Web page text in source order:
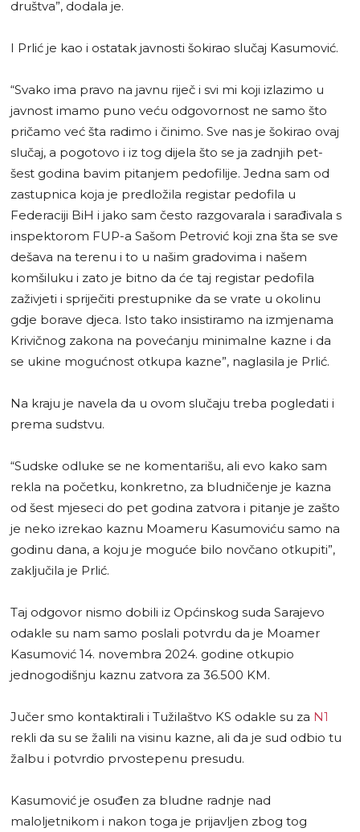
društva”, dodala je.
I Prlić je kao i ostatak javnosti šokirao slučaj Kasumović.
“Svako ima pravo na javnu riječ i svi mi koji izlazimo u
javnost imamo puno veću odgovornost ne samo što
pričamo već šta radimo i činimo. Sve nas je šokirao ovaj
slučaj, a pogotovo i iz tog dijela što se ja zadnjih pet-
šest godina bavim pitanjem pedofilije. Jedna sam od
zastupnica koja je predložila registar pedofila u
Federaciji BiH i jako sam često razgovarala i sarađivala s
inspektorom FUP-a Sašom Petrović koji zna šta se sve
dešava na terenu i to u našim gradovima i našem
komšiluku i zato je bitno da će taj registar pedofila
zaživjeti i spriječiti prestupnike da se vrate u okolinu
gdje borave djeca. Isto tako insistiramo na izmjenama
Krivičnog zakona na povećanju minimalne kazne i da
se ukine mogućnost otkupa kazne”, naglasila je Prlić.
Na kraju je navela da u ovom slučaju treba pogledati i
prema sudstvu.
“Sudske odluke se ne komentarišu, ali evo kako sam
rekla na početku, konkretno, za bludničenje je kazna
od šest mjeseci do pet godina zatvora i pitanje je zašto
je neko izrekao kaznu Moameru Kasumoviću samo na
godinu dana, a koju je moguće bilo novčano otkupiti”,
zaključila je Prlić.
Taj odgovor nismo dobili iz Općinskog suda Sarajevo
odakle su nam samo poslali potvrdu da je Moamer
Kasumović 14. novembra 2024. godine otkupio
jednogodišnju kaznu zatvora za 36.500 KM.
Jučer smo kontaktirali i Tužilaštvo KS odakle su za N1
rekli da su se žalili na visinu kazne, ali da je sud odbio tu
žalbu i potvrdio prvostepenu presudu.
Kasumović je osuđen za bludne radnje nad
maloljetnikom i nakon toga je prijavljen zbog tog